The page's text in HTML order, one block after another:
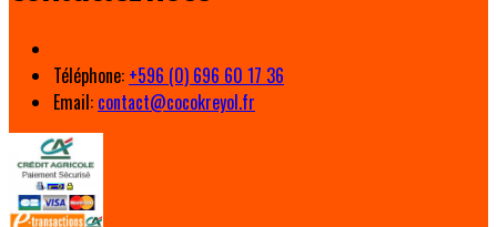
Téléphone: +596 (0) 696 60 17 36
Email: contact@cocokreyol.fr